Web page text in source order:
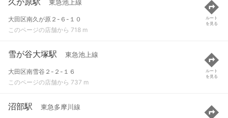
東急池上線
大田区南久が原２-６-１０
このページの店舗から 718 m
ルート
を見る
雪が谷大塚駅 東急池上線
大田区南雪谷２-２-１６
このページの店舗から 737 m
ルート
を見る
沼部駅 東急多摩川線